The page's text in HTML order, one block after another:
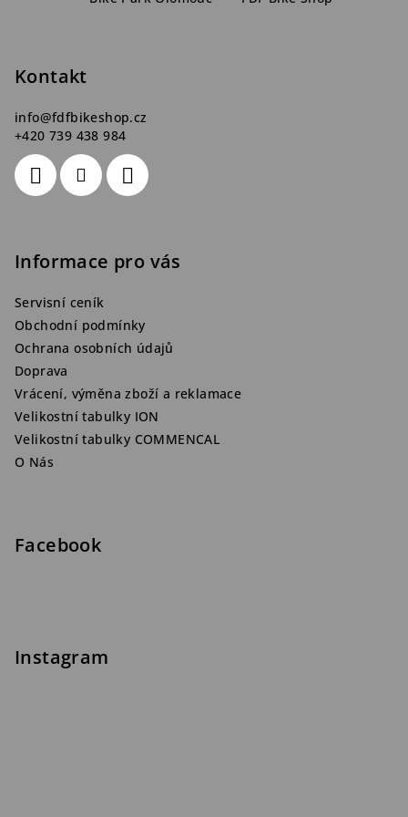
Kontakt
info@fdfbikeshop.cz
+420 739 438 984
Informace pro vás
Servisní ceník
Obchodní podmínky
Ochrana osobních údajů
Doprava
Vrácení, výměna zboží a reklamace
Velikostní tabulky ION
Velikostní tabulky COMMENCAL
O Nás
Facebook
Instagram